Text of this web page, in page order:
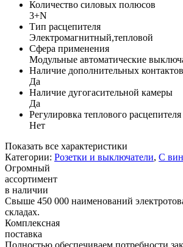
Количество силовых полюсов
3+N
Тип расцепителя
Электромагнитный,тепловой
Сфера применения
Модульные автоматические
Наличие дополнительных контактов
Да
Наличие дугогасительной камеры
Да
Регулировка теплового расцепителя
Нет
Показать все характеристики
Категории: Розетки и выключатели, С
Огромный
ассортимент
в наличии
Свыше 450 000 наименований
складах.
Комплексная
поставка
Полностью обеспечиваем потребности